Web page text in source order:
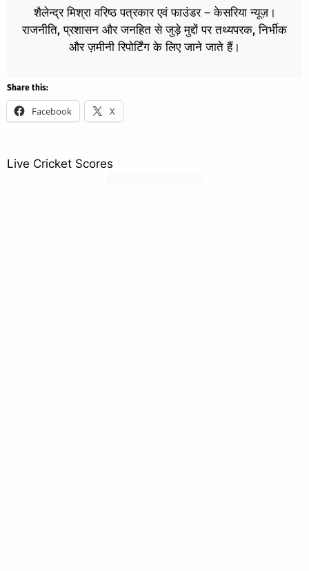
शैलेन्द्र मिश्रा वरिष्ठ पत्रकार एवं फाउंडर – केसरिया न्यूज़।
राजनीति, प्रशासन और जनहित से जुड़े मुद्दों पर तथ्यपरक, निर्भीक
और ज़मीनी रिपोर्टिंग के लिए जाने जाते हैं।
Share this:
Facebook X
Live Cricket Scores